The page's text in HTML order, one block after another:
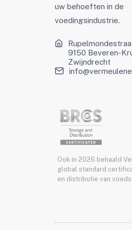
uw behoeften in de
voedingsindustrie.
9150 Beveren-
Zwijndrecht
Ook in 2026 behaald
global standard
en distributie van